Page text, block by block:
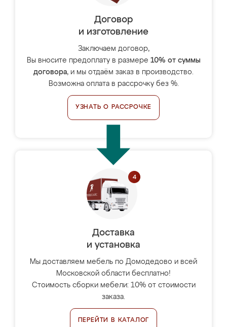
Договор
и изготовление
Заключаем договор,
Вы вносите предоплату в размере 10% от суммы
договора, и мы отдаём заказ в производство.
Возможна оплата в рассрочку без %.
УЗНАТЬ О РАССРОЧКЕ
Доставка
и установка
Мы доставляем мебель по Домодедово и всей
Московской области бесплатно!
Стоимость сборки мебели: 10% от стоимости
заказа.
ПЕРЕЙТИ В КАТАЛОГ